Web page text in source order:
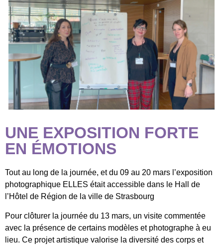
UNE EXPOSITION FORTE
EN ÉMOTIONS
Tout au long de la journée, et du 09 au 20 mars l’exposition
photographique ELLES était accessible dans le Hall de
l’Hôtel de Région de la ville de Strasbourg
Pour clôturer la journée du 13 mars, un visite commentée
avec la présence de certains modèles et photographe à eu
lieu. Ce projet artistique valorise la diversité des corps et